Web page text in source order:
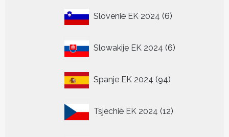
Slovenië EK 2024 66
Slowakije EK 2024 6
producten
Spanje EK 2024 9494
Tsjechië EK 2024 12
producten